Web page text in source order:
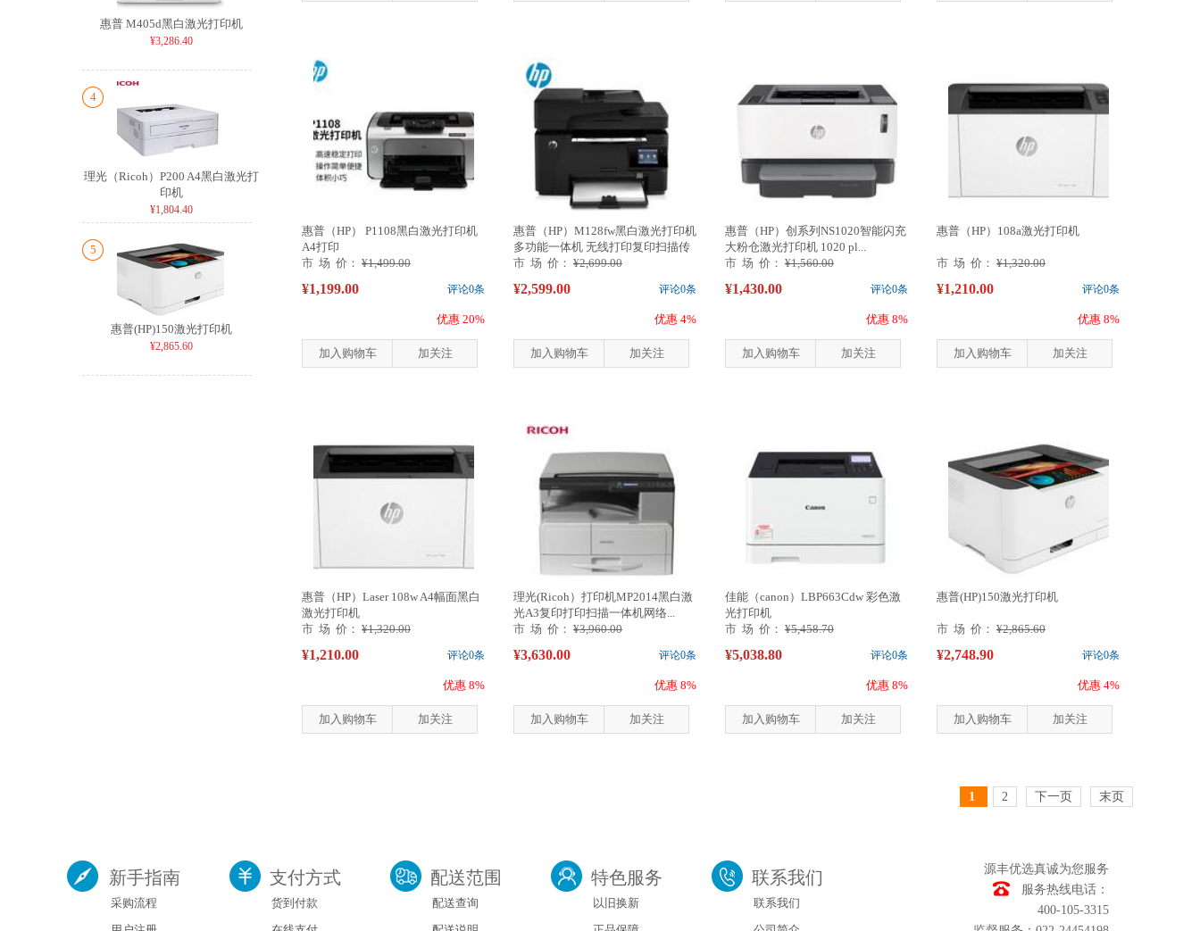
惠普 M405d黑白激光打印机
¥3,286.40
4
理光（Ricoh）P200 A4黑白激光打
印机
¥1,804.40
5
惠普(HP)150激光打印机
¥2,865.60
惠普（HP） P1108黑白激光打印机
A4打印
市 场 价： ¥1,499.00
评论0条
¥1,199.00
优惠 20%
加入购物车 加关注
惠普（HP）M128fw黑白激光打印机
多功能一体机 无线打印复印扫描传
真
市 场 价： ¥2,699.00
评论0条
¥2,599.00
优惠 4%
加入购物车 加关注
惠普（HP）创系列NS1020智能闪充
大粉仓激光打印机 1020 pl...
市 场 价： ¥1,560.00
评论0条
¥1,430.00
优惠 8%
加入购物车 加关注
惠普（HP）108a激光打印机
市 场 价： ¥1,320.00
评论0条
¥1,210.00
优惠 8%
加入购物车 加关注
惠普（HP）Laser 108w A4幅面黑白
激光打印机
市 场 价： ¥1,320.00
评论0条
¥1,210.00
优惠 8%
加入购物车 加关注
理光(Ricoh）打印机MP2014黑白激
光A3复印打印扫描一体机网络...
市 场 价： ¥3,960.00
评论0条
¥3,630.00
优惠 8%
加入购物车 加关注
佳能（canon）LBP663Cdw 彩色激
光打印机
市 场 价： ¥5,458.70
评论0条
¥5,038.80
优惠 8%
加入购物车 加关注
惠普(HP)150激光打印机
市 场 价： ¥2,865.60
评论0条
¥2,748.90
优惠 4%
加入购物车 加关注
1 2 下一页 末页
新手指南
采购流程
支付方式
货到付款
配送范围
配送查询
特色服务
以旧换新
联系我们
联系我们
源丰优选真诚为您服务
服务热线电话：
400-105-3315